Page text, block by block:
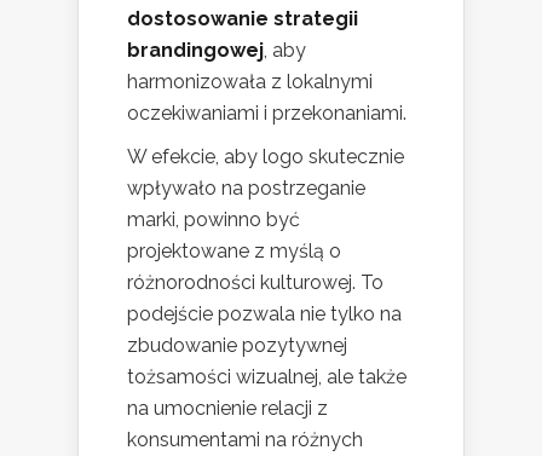
dostosowanie strategii
brandingowej , aby
harmonizowała z lokalnymi
oczekiwaniami i przekonaniami.
W efekcie, aby logo skutecznie
wpływało na postrzeganie
marki, powinno być
projektowane z myślą o
różnorodności kulturowej. To
podejście pozwala nie tylko na
zbudowanie pozytywnej
tożsamości wizualnej, ale także
na umocnienie relacji z
konsumentami na różnych